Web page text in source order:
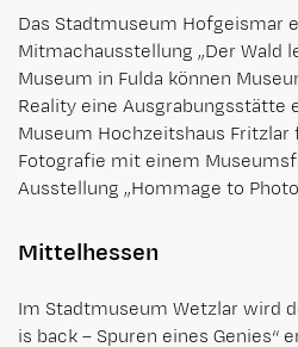
Das Stadtmuseum Hofgeismar
Mitmachausstellung „Der Wald
Museum in Fulda können
Reality eine Ausgrabungsstätte
Museum Hochzeitshaus Fritzlar
Fotografie mit einem
Ausstellung „Hommage to
Mittelhessen
Im Stadtmuseum Wetzlar wird
is back – Spuren eines Genies“